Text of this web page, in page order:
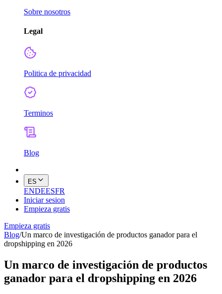
Sobre nosotros
Legal
Politica de privacidad
Terminos
Blog
ES
ENDEESFR
Iniciar sesion
Empieza gratis
Empieza gratis
Blog/Un marco de investigación de productos ganador para el
dropshipping en 2026
Un marco de investigación de productos
ganador para el dropshipping en 2026